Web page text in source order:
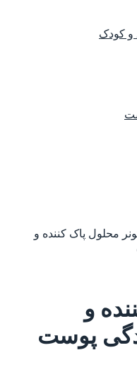
و کودک
محلول پاک کننده و
و
پوست